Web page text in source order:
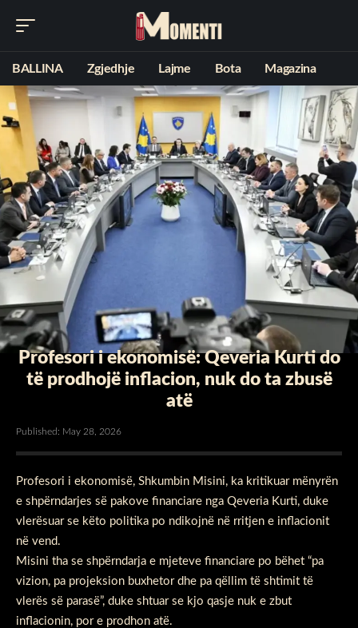
BALLINA Zgjedhje Lajme Bota Magazina
Profesori i ekonomisë: Qeveria Kurti do
të prodhojë inflacion, nuk do ta zbusë
atë
Published: May 28, 2026
Profesori i ekonomisë, Shkumbin Misini, ka kritikuar mënyrën
e shpërndarjes së pakove financiare nga Qeveria Kurti, duke
vlerësuar se këto politika po ndikojnë në rritjen e inflacionit
në vend.
Misini tha se shpërndarja e mjeteve financiare po bëhet “pa
vizion, pa projeksion buxhetor dhe pa qëllim të shtimit të
vlerës së parasë”, duke shtuar se kjo qasje nuk e zbut
inflacionin, por e prodhon atë.